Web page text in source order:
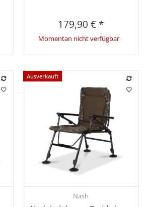
179,90 € *
Momentan nicht verfügbar
Ausverkauft
Schnellkauf
Nash